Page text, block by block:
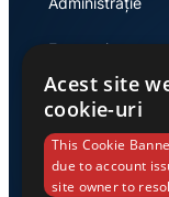
Economie
Link-
Acest site
cookie-uri
This Cookie
due to account
site owner to